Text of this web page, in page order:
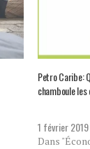
Petro Caribe:
chamboule
1 février 2019
Dans